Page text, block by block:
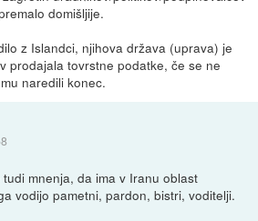
domišljije.
z Islandci, njihova država (uprava) je
prodajala tovrstne podatke, če se ne
naredili konec.
mnenja, da ima v Iranu oblast
vodijo pametni, pardon, bistri, voditelji.